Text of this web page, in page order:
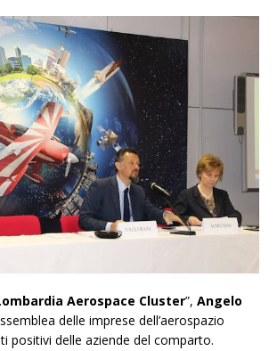
Aerospace Cluster”, Angelo
delle imprese dell’aerospazio
positivi delle aziende del comparto.